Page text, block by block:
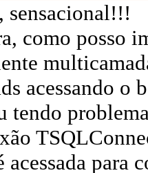
sensacional!!!
como posso
acessando o
tendo
acessada para